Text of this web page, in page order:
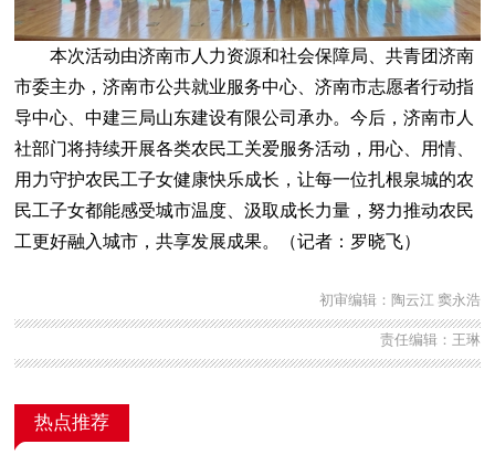
本次活动由济南市人力资源和社会保障局、共青团济南
市委主办，济南市公共就业服务中心、济南市志愿者行动指
导中心、中建三局山东建设有限公司承办。今后，济南市人
社部门将持续开展各类农民工关爱服务活动，用心、用情、
用力守护农民工子女健康快乐成长，让每一位扎根泉城的农
民工子女都能感受城市温度、汲取成长力量，努力推动农民
工更好融入城市，共享发展成果。（记者：罗晓飞）
初审编辑：陶云江 窦永浩
责任编辑：王琳
热点推荐